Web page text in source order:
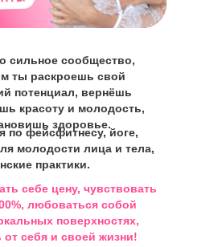
сильное сообщество,
ты раскроешь свой
потенциал, вернёшь
красоту и молодость,
здоровье.
себе цену, чувствовать
любоваться собой
поверхностях,
от себя и своей жизни!
по фейсфитнесу, йоге,
молодости лица и тела,
практики.